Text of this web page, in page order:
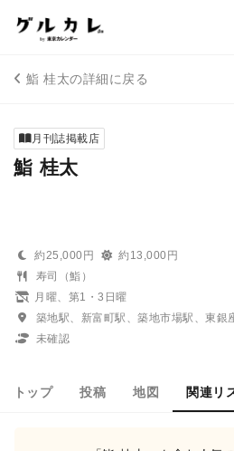
鮨 桂太の詳細に戻る
月刊誌掲載店
鮨 桂太
約25,000円
約13,000円
寿司（鮨）
月曜、第1・3日曜
築地駅、新富町駅、築地市場駅、東銀
未確認
トップ 投稿 地図 関連リ